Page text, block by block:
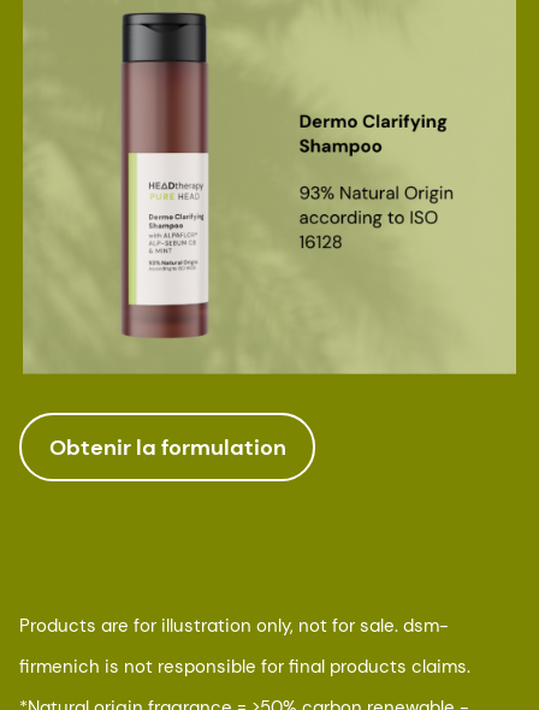
Obtenir la formulation
Products are for illustration only, not for sale. dsm-
firmenich is not responsible for final products claims.